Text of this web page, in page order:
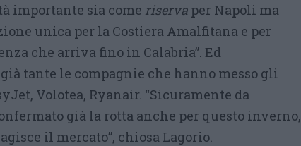
importante sia come riserva per Napoli ma
unica per la Costiera Amalfitana e per
che arriva fino in Calabria”. Ed
tante le compagnie che hanno messo gli
Volotea, Ryanair. “Sicuramente da
già la rotta anche per questo inverno,
il mercato”, chiosa Lagorio.